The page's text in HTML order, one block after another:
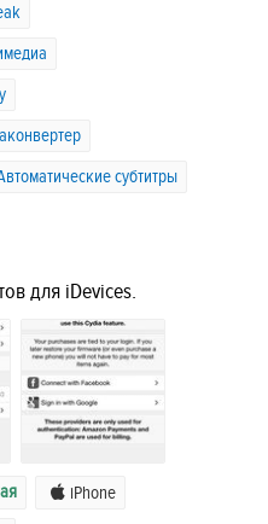
субтитры
для iDevices.
iPhone